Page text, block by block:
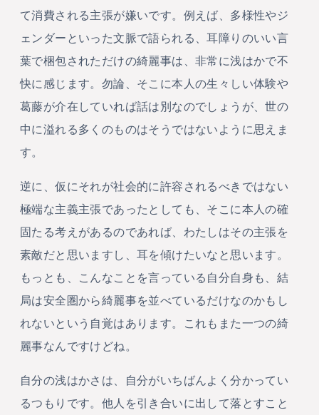
て消費される主張が嫌いです。例えば、多様性やジ
ェンダーといった文脈で語られる、耳障りのいい言
葉で梱包されただけの綺麗事は、非常に浅はかで不
快に感じます。勿論、そこに本人の生々しい体験や
葛藤が介在していれば話は別なのでしょうが、世の
中に溢れる多くのものはそうではないように思えま
す。
逆に、仮にそれが社会的に許容されるべきではない
極端な主義主張であったとしても、そこに本人の確
固たる考えがあるのであれば、わたしはその主張を
素敵だと思いますし、耳を傾けたいなと思います。
もっとも、こんなことを言っている自分自身も、結
局は安全圏から綺麗事を並べているだけなのかもし
れないという自覚はあります。これもまた一つの綺
麗事なんですけどね。
自分の浅はかさは、自分がいちばんよく分かってい
るつもりです。他人を引き合いに出して落とすこと